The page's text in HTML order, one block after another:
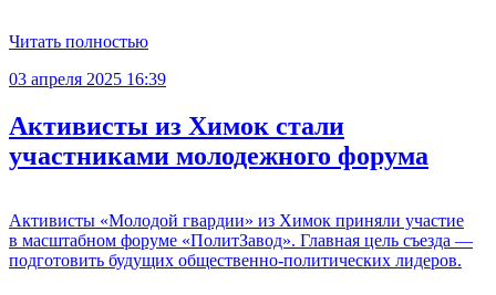
Читать полностью
03 апреля 2025 16:39
Активисты из Химок стали
участниками молодежного форума
Активисты «Молодой гвардии» из Химок приняли участие
в масштабном форуме «ПолитЗавод». Главная цель съезда —
подготовить будущих общественно-политических лидеров.